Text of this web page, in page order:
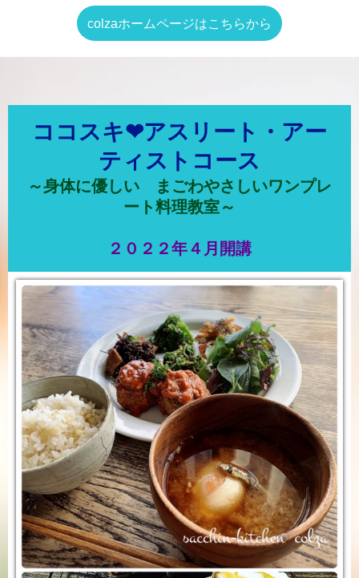
colzaホームページはこちらから
ココスキ❤アスリート・アー
ティストコース
～身体に優しい まごわやさしいワンプレ
ート料理教室～
２０２２年４月開講